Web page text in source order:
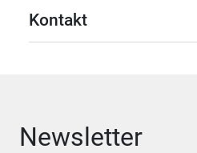
Kontakt
Newsletter